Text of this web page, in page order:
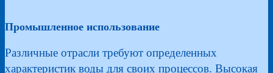
Промышленное использование
Различные отрасли требуют определенных
характеристик воды для своих процессов. Высокая